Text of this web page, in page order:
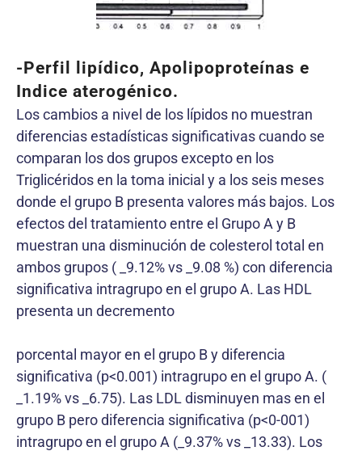
-Perfil lipídico, Apolipoproteínas e
Indice aterogénico.
Los cambios a nivel de los lípidos no muestran
diferencias estadísticas significativas cuando se
comparan los dos grupos excepto en los
Triglicéridos en la toma inicial y a los seis meses
donde el grupo B presenta valores más bajos. Los
efectos del tratamiento entre el Grupo A y B
muestran una disminución de colesterol total en
ambos grupos ( _9.12% vs _9.08 %) con diferencia
significativa intragrupo en el grupo A. Las HDL
presenta un decremento
porcental mayor en el grupo B y diferencia
significativa (p<0.001) intragrupo en el grupo A. (
_1.19% vs _6.75). Las LDL disminuyen mas en el
grupo B pero diferencia significativa (p<0-001)
intragrupo en el grupo A (_9.37% vs _13.33). Los